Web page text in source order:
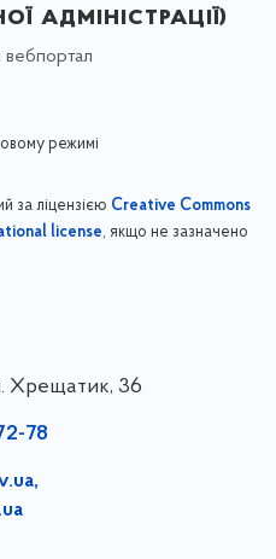
адміністрації)
вебпортал
режимі
за ліцензією Creative Commons
license, якщо не зазначено
Хрещатик, 36
78
,